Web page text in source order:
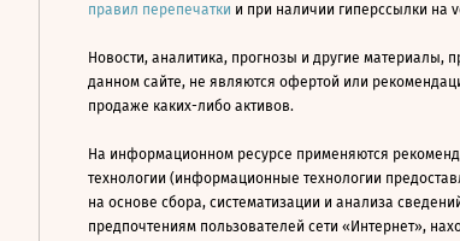
правил перепечатки и при наличии гиперссылки на
Новости, аналитика, прогнозы и другие материалы,
данном сайте, не являются офертой или
продаже каких-либо активов.
На информационном ресурсе применяются
технологии (информационные технологии
на основе сбора, систематизации и анализа
предпочтениям пользователей сети «Интернет»,